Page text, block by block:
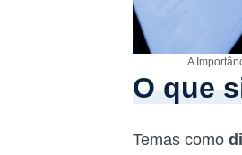
A
O que
Temas como